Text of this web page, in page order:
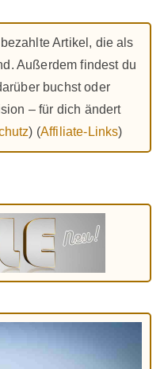
Artikel, die als
Außerdem findest du
buchst oder
– für dich ändert
) (Affiliate-Links)